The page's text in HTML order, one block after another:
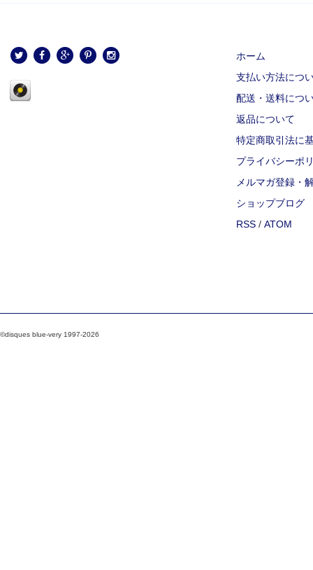
ホーム
支払い方法につ
配送・送料につ
返品について
特定商取引法に
プライバシーポ
メルマガ登録・
ショップブログ
RSS / ATOM
©disques blue-very 1997-2026